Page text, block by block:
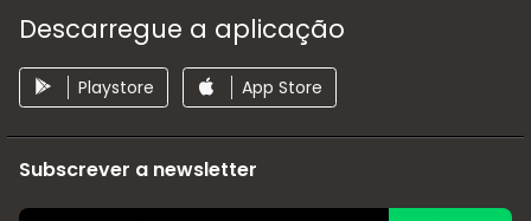
Descarregue a aplicação
Playstore App Store
Subscrever a newsletter